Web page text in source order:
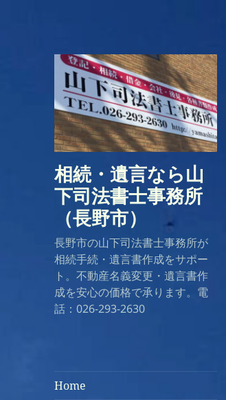
相続・遺言なら山
下司法書士事務所
（長野市）
長野市の山下司法書士事務所が
相続手続・遺言書作成をサポー
ト。不動産名義変更・遺言書作
成を安心の価格で承ります。電
話：026-293-2630
Home